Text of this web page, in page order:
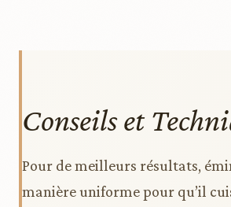
Conseils et
Pour de meilleurs résultats,
manière uniforme pour qu’il